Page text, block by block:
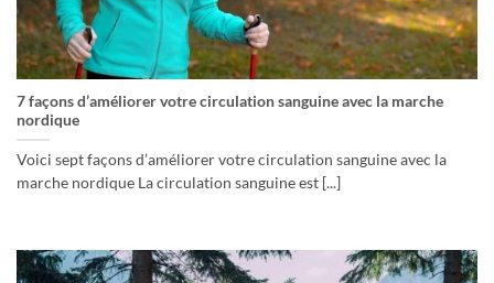
7 façons d’améliorer votre circulation sanguine avec la marche
nordique
Voici sept façons d’améliorer votre circulation sanguine avec la
marche nordique La circulation sanguine est [...]